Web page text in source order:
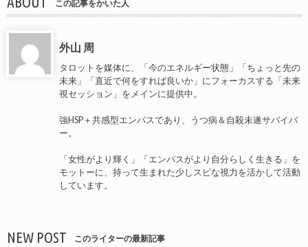
この記事をかいた人
外山 周
タロットを媒体に、「今のエネルギー状態」「ちょっと先の
未来」「直近で何をすれば良いか」にフォーカスする「未来
視セッション」をメインに提供中。
強HSP＋共感型エンパスであり、うつ病＆自殺未遂サバイバ
ー。
「女性がより輝く」「エンパスがより自分らしく生きる」を
モットーに、持って生まれた少しスピな視力を活かして活動
しています。
NEW POST このライターの最新記事